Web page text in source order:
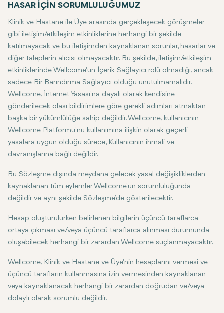
HASAR İÇİN SORUMLULUĞUMUZ
Klinik ve Hastane ile Üye arasında gerçekleşecek görüşmeler
gibi iletişim/etkileşim etkinliklerine herhangi bir şekilde
katılmayacak ve bu iletişimden kaynaklanan sorunlar, hasarlar ve
diğer taleplerin alıcısı olmayacaktır. Bu şekilde, iletişim/etkileşim
etkinliklerinde Wellcome'un İçerik Sağlayıcı rolü olmadığı, ancak
sadece Bir Barındırma Sağlayıcı olduğu unutulmamalıdır.
Wellcome, İnternet Yasası'na dayalı olarak kendisine
gönderilecek olası bildirimlere göre gerekli adımları atmaktan
başka bir yükümlülüğe sahip değildir. Wellcome, kullanıcının
Wellcome Platformu'nu kullanımına ilişkin olarak geçerli
yasalara uygun olduğu sürece, Kullanıcının ihmali ve
davranışlarına bağlı değildir.
Bu Sözleşme dışında meydana gelecek yasal değişikliklerden
kaynaklanan tüm eylemler Wellcome'un sorumluluğunda
değildir ve aynı şekilde Sözleşme’de gösterilecektir.
Hesap oluşturulurken belirlenen bilgilerin üçüncü taraflarca
ortaya çıkması ve/veya üçüncü taraflarca alınması durumunda
oluşabilecek herhangi bir zarardan Wellcome suçlanmayacaktır.
Wellcome, Klinik ve Hastane ve Üye'nin hesaplarını vermesi ve
üçüncü tarafların kullanmasına izin vermesinden kaynaklanan
veya kaynaklanacak herhangi bir zarardan doğrudan ve/veya
dolaylı olarak sorumlu değildir.